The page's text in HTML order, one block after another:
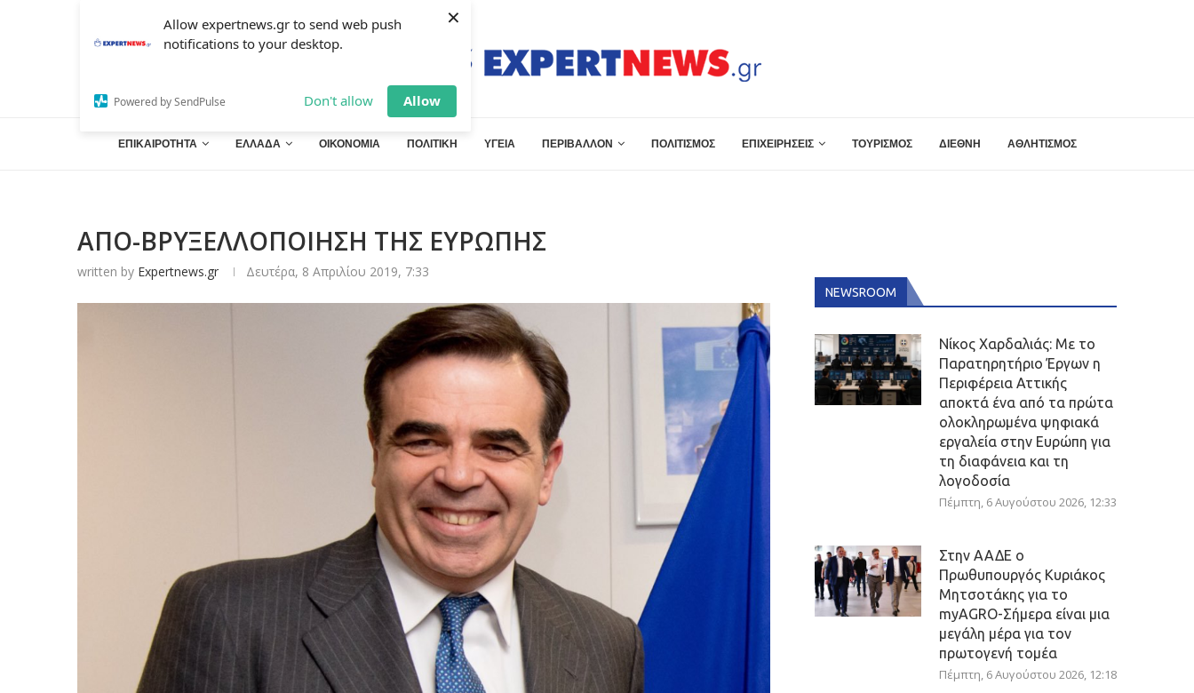
Allow expertnews.gr to send web push
notifications to your desktop.
Powered by SendPulse Don't allow Allow
×
ΕΠΙΚΑΙΡΟΤΗΤΑ ΕΛΛΑΔΑ ΟΙΚΟΝΟΜΙΑ ΠΟΛΙΤΙΚΗ ΥΓΕΙΑ ΠΕΡΙΒΑΛΛΟΝ ΠΟΛΙΤΙΣΜΟΣ ΕΠΙΧΕΙΡΗΣΕΙΣ ΤΟΥΡΙΣΜΟΣ ΔΙΕΘΝΗ ΑΘΛΗΤΙΣΜΟΣ
ΑΠΟ-ΒΡΥΞΕΛΛΟΠΟΙΗΣΗ ΤΗΣ ΕΥΡΩΠΗΣ
written by Expertnews.gr Δευτέρα, 8 Απριλίου 2019, 7:33
NEWSROOM
Νίκος Χαρδαλιάς: Με το
Παρατηρητήριο Έργων η
Περιφέρεια Αττικής
αποκτά ένα από τα πρώτα
ολοκληρωμένα ψηφιακά
εργαλεία στην Ευρώπη για
τη διαφάνεια και τη
λογοδοσία
Πέμπτη, 6 Αυγούστου 2026, 12:33
Στην ΑΑΔΕ ο
Πρωθυπουργός Κυριάκος
Μητσοτάκης για το
myAGRO-Σήμερα είναι μια
μεγάλη μέρα για τον
πρωτογενή τομέα
Πέμπτη, 6 Αυγούστου 2026, 12:18